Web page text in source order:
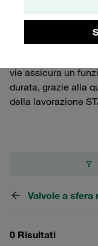
questa valvola a
semplice e una
vie assicura un
durata, grazie alla
della lavorazione
Valvole a
0 Risultati